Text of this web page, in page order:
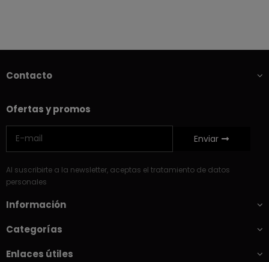
Contacto
Ofertas y promos
Enviar
Al suscribirte a la newsletter, aceptas el tratamiento de datos
personales
Información
Categorías
Enlaces útiles